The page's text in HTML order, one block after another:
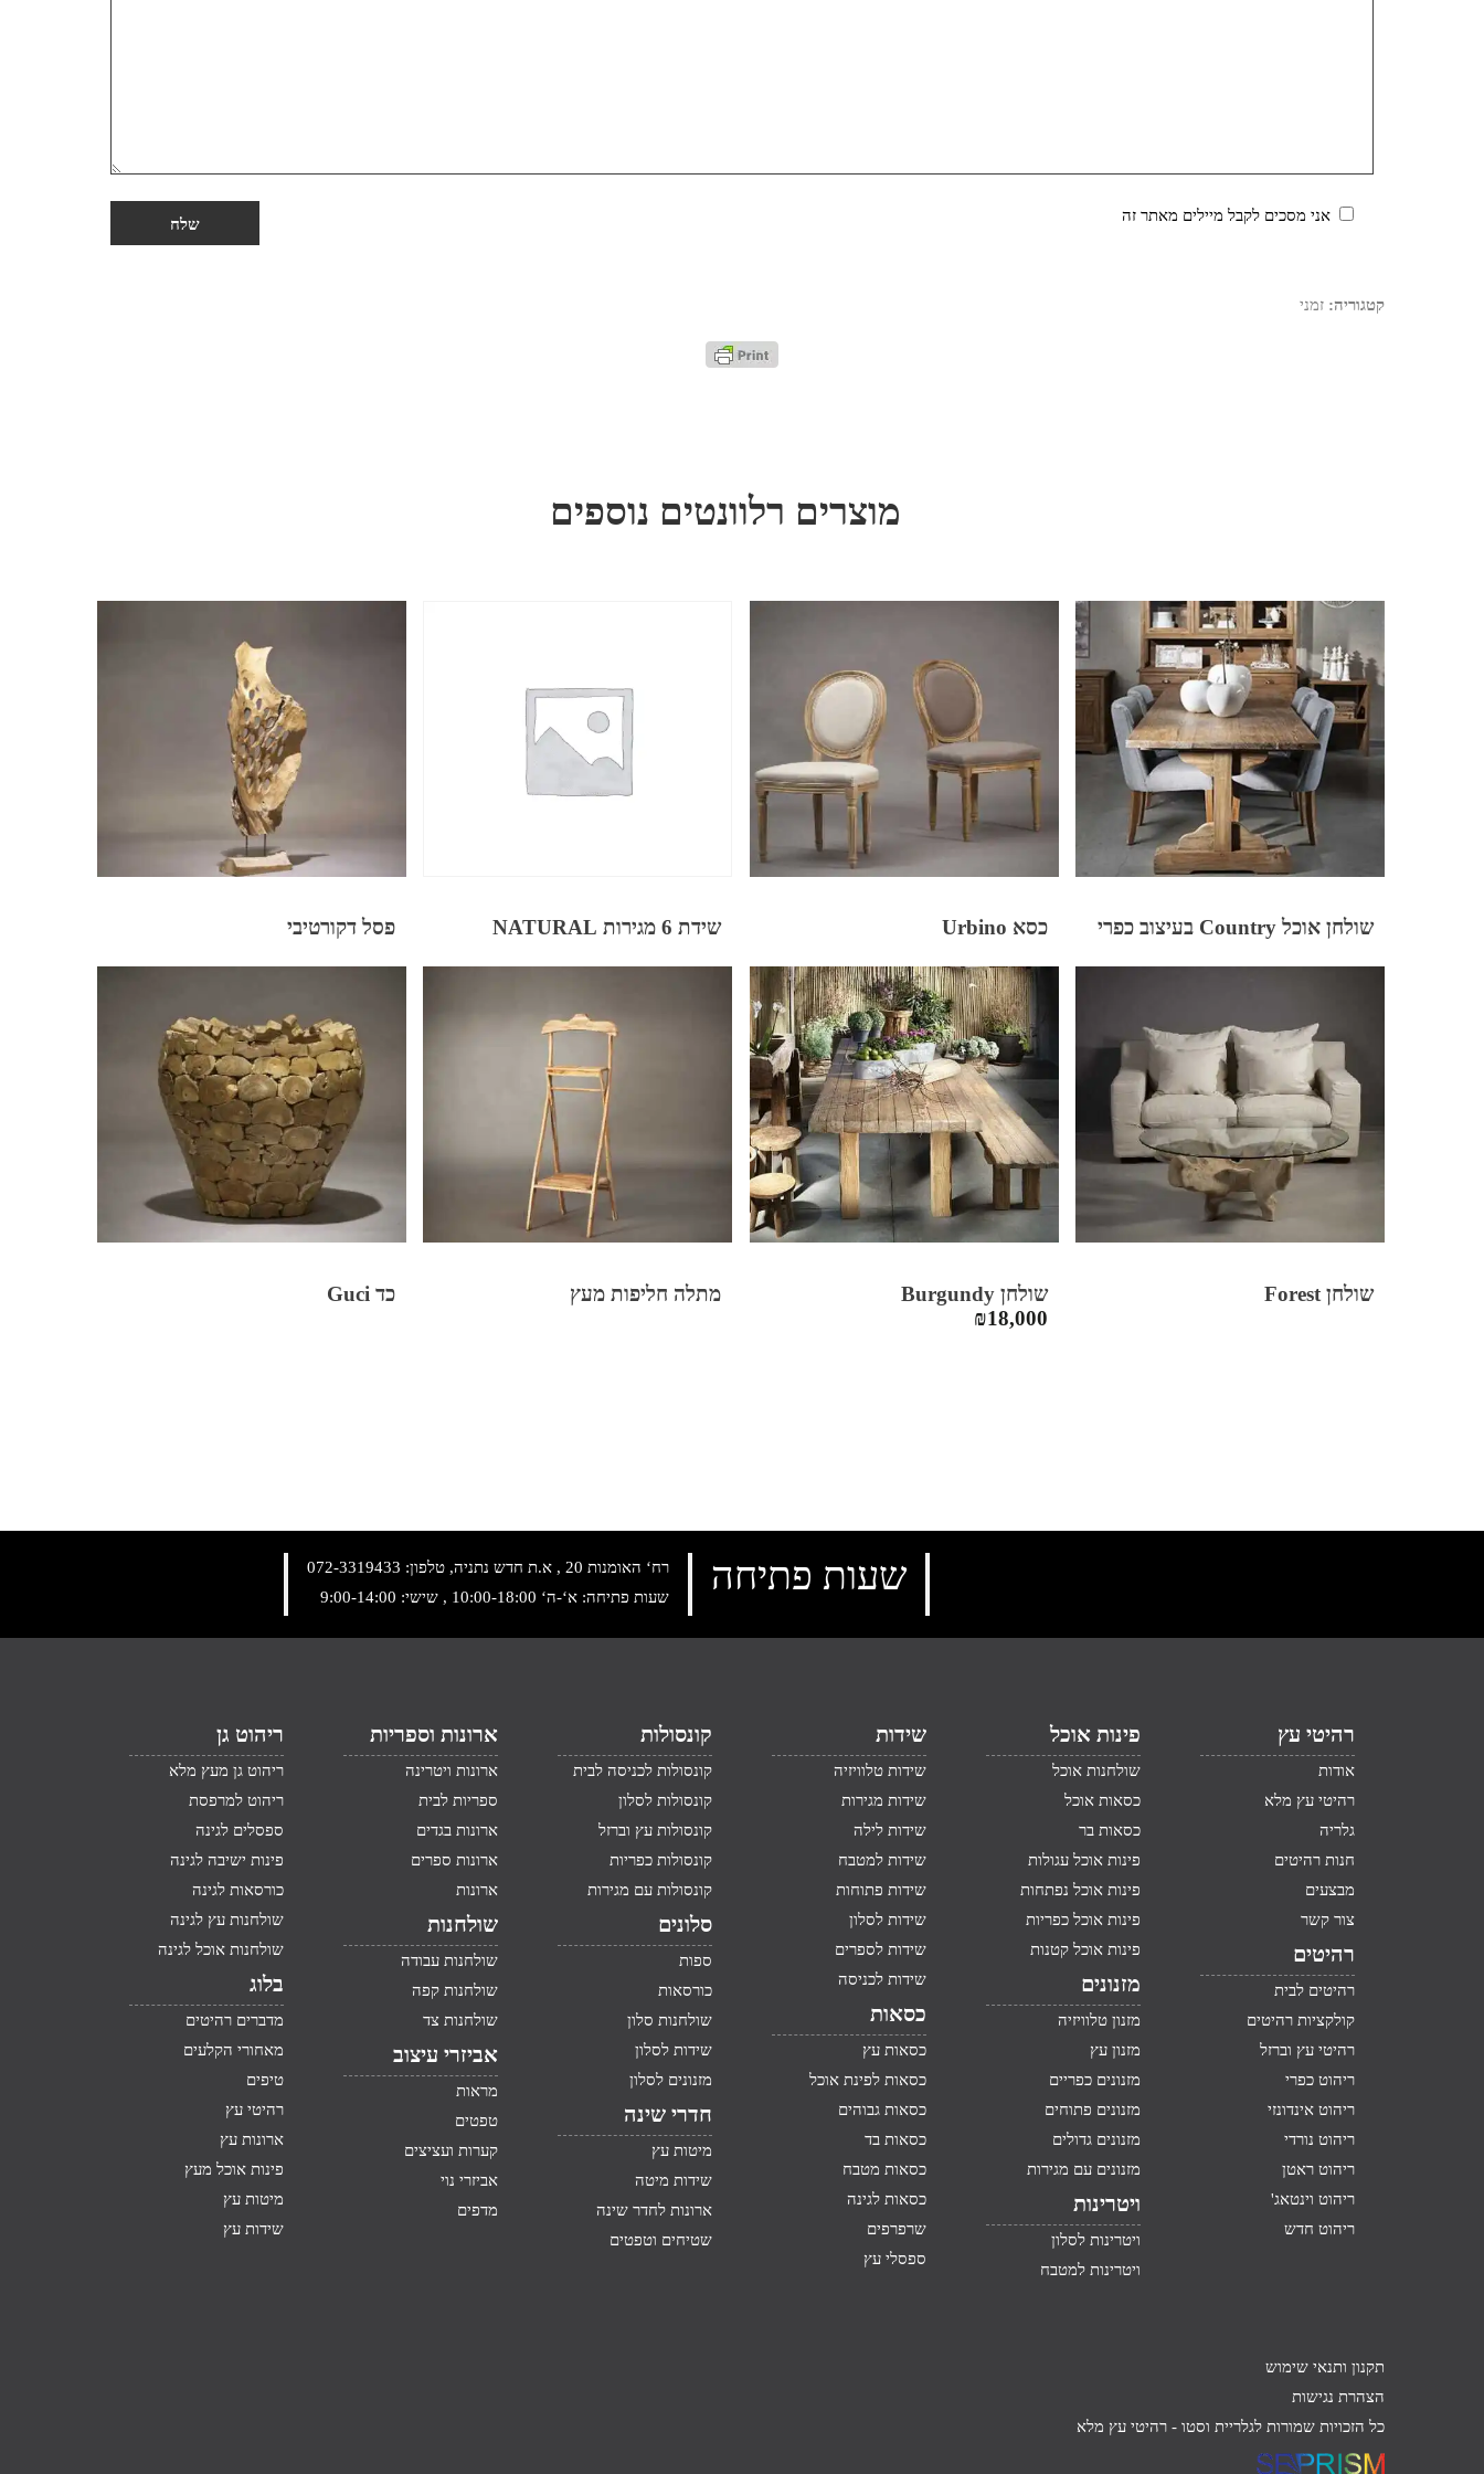
אני מסכים לקבל מיילים מאתר זה
קטגוריה: זמני
מוצרים רלוונטים נוספים
שולחן אוכל Country בעיצוב כפרי כסא Urbino שידת 6 מגירות NATURAL פסל דקורטיבי
שולחן Forest
שולחן Burgundy
₪18,000
מתלה חליפות מעץ כד Guci
רח‘ האומנות 20 , א.ת חדש נתניה, טלפון:
072-3319433
שעות פתיחה: א‘-ה‘ 10:00-18:00 , שישי: 9:00-14:00
שעות פתיחה
רהיטי עץ
אודות
רהיטי עץ מלא
גלריה
חנות רהיטים
מבצעים
צור קשר
רהיטים
רהיטים לבית
קולקציות רהיטים
רהיטי עץ וברזל
ריהוט כפרי
ריהוט אינדונזי
ריהוט נורדי
ריהוט ראטן
ריהוט וינטאג'
ריהוט חדש
פינות אוכל
שולחנות אוכל
כסאות אוכל
כסאות בר
פינות אוכל עגולות
פינות אוכל נפתחות
פינות אוכל כפריות
פינות אוכל קטנות
מזנונים
מזנון טלוויזיה
מזנון עץ
מזנונים כפריים
מזנונים פתוחים
מזנונים גדולים
מזנונים עם מגירות
ויטרינות
ויטרינות לסלון
ויטרינות למטבח
שידות
שידות טלוויזיה
שידות מגירות
שידות לילה
שידות למטבח
שידות פתוחות
שידות לסלון
שידות לספרים
שידות לכניסה
כסאות
כסאות עץ
כסאות לפינת אוכל
כסאות גבוהים
כסאות בד
כסאות מטבח
כסאות לגינה
שרפרפים
ספסלי עץ
קונסולות
קונסולות לכניסה לבית
קונסולות לסלון
קונסולות עץ וברזל
קונסולות כפריות
קונסולות עם מגירות
סלונים
ספות
כורסאות
שולחנות סלון
שידות לסלון
מזנונים לסלון
חדרי שינה
מיטות עץ
שידות מיטה
ארונות לחדר שינה
שטיחים וטפטים
ארונות וספריות
ארונות ויטרינה
ספריות לבית
ארונות בגדים
ארונות ספרים
ארונות
שולחנות
שולחנות עבודה
שולחנות קפה
שולחנות צד
אביזרי עיצוב
מראות
טפטים
קערות ועציצים
אביזרי נוי
מדפים
ריהוט גן
ריהוט גן מעץ מלא
ריהוט למרפסת
ספסלים לגינה
פינות ישיבה לגינה
כורסאות לגינה
שולחנות עץ לגינה
שולחנות אוכל לגינה
בלוג
מדברים רהיטים
מאחורי הקלעים
טיפים
רהיטי עץ
ארונות עץ
פינות אוכל מעץ
מיטות עץ
שידות עץ
תקנון ותנאי שימוש
הצהרת נגישות
כל הזכויות שמורות לגלריית וסטו - רהיטי עץ מלא